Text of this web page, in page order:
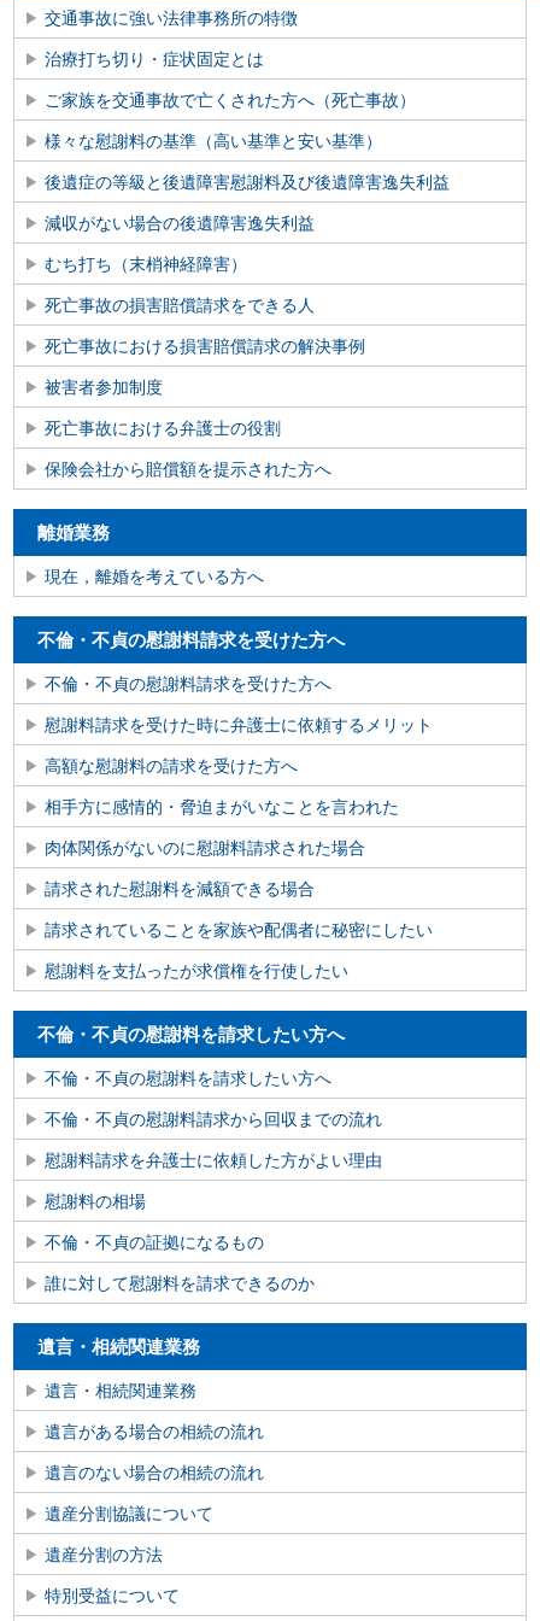
交通事故に強い法律事務所の特徴
治療打ち切り・症状固定とは
ご家族を交通事故で亡くされた方へ（死亡事故）
様々な慰謝料の基準（高い基準と安い基準）
後遺症の等級と後遺障害慰謝料及び後遺障害逸失利益
減収がない場合の後遺障害逸失利益
むち打ち（末梢神経障害）
死亡事故の損害賠償請求をできる人
死亡事故における損害賠償請求の解決事例
被害者参加制度
死亡事故における弁護士の役割
保険会社から賠償額を提示された方へ
離婚業務
現在，離婚を考えている方へ
不倫・不貞の慰謝料請求を受けた方へ
不倫・不貞の慰謝料請求を受けた方へ
慰謝料請求を受けた時に弁護士に依頼するメリット
高額な慰謝料の請求を受けた方へ
相手方に感情的・脅迫まがいなことを言われた
肉体関係がないのに慰謝料請求された場合
請求された慰謝料を減額できる場合
請求されていることを家族や配偶者に秘密にしたい
慰謝料を支払ったが求償権を行使したい
不倫・不貞の慰謝料を請求したい方へ
不倫・不貞の慰謝料を請求したい方へ
不倫・不貞の慰謝料請求から回収までの流れ
慰謝料請求を弁護士に依頼した方がよい理由
慰謝料の相場
不倫・不貞の証拠になるもの
誰に対して慰謝料を請求できるのか
遺言・相続関連業務
遺言・相続関連業務
遺言がある場合の相続の流れ
遺言のない場合の相続の流れ
遺産分割協議について
遺産分割の方法
特別受益について